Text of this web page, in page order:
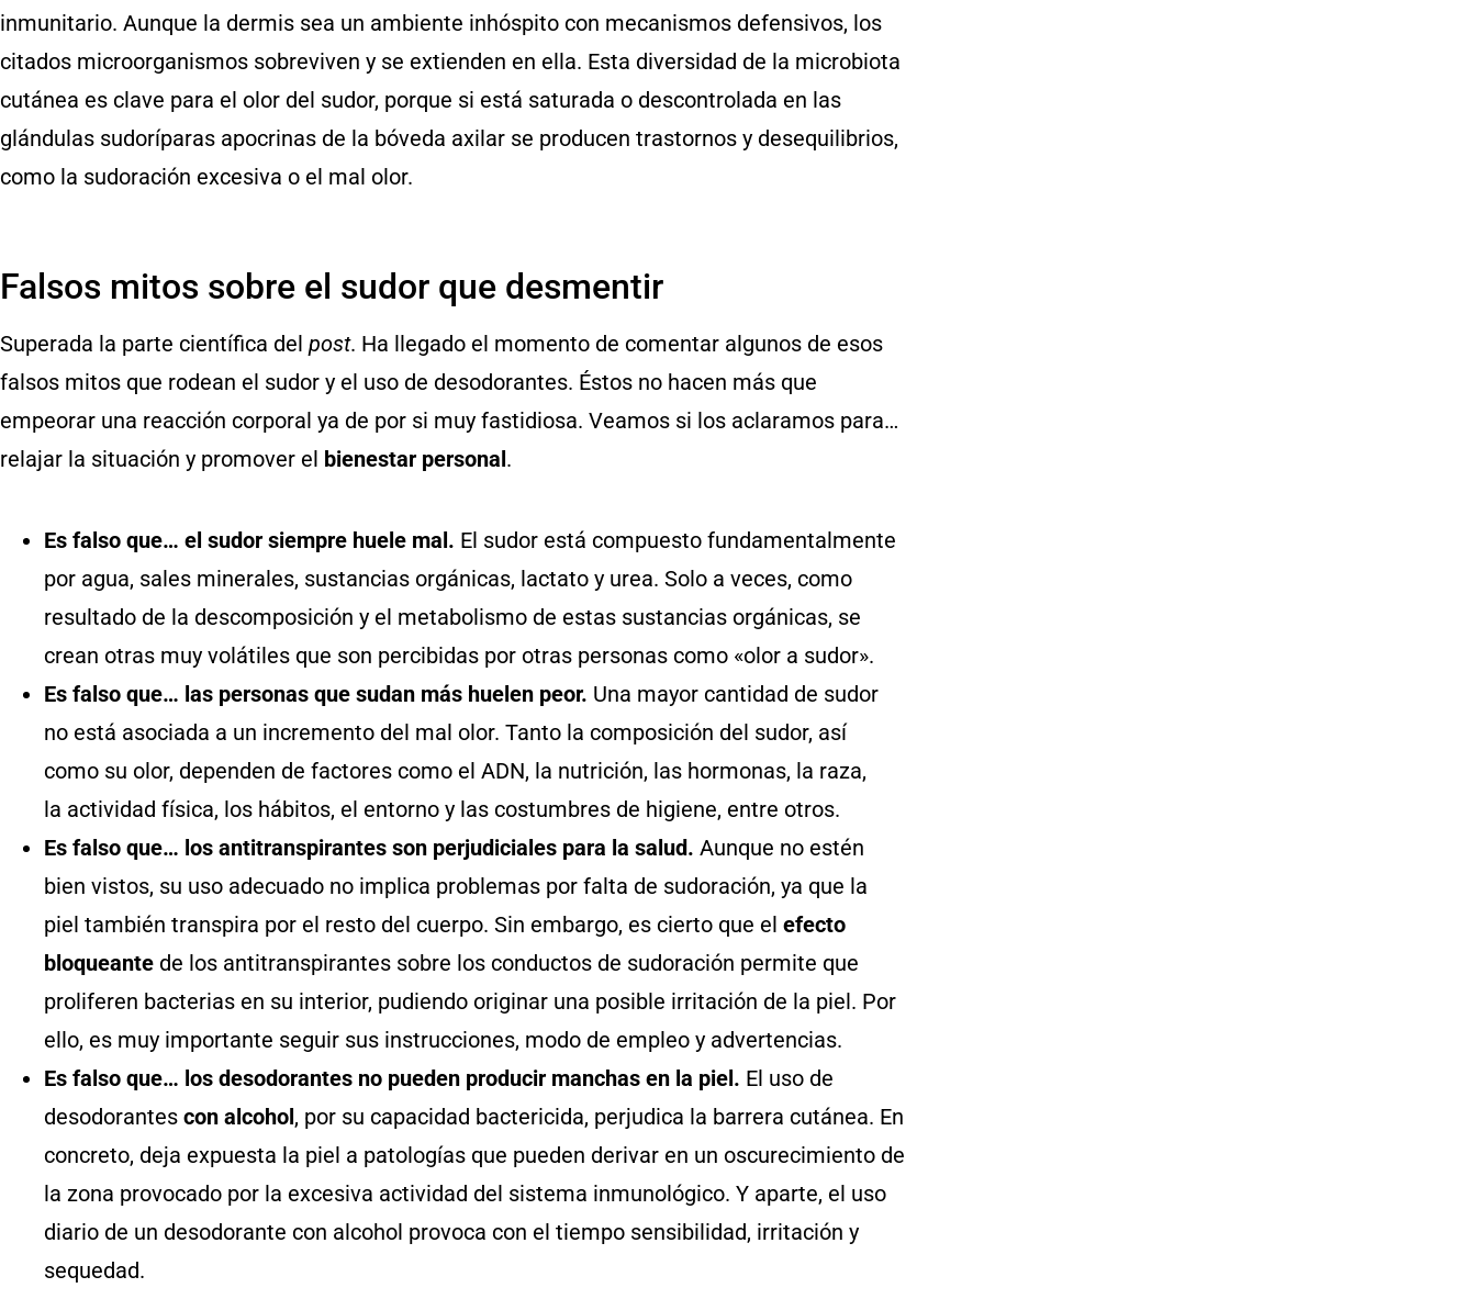
inmunitario. Aunque la dermis sea un ambiente inhóspito con mecanismos defensivos, los
citados microorganismos sobreviven y se extienden en ella. Esta diversidad de la microbiota
cutánea es clave para el olor del sudor, porque si está saturada o descontrolada en las
glándulas sudoríparas apocrinas de la bóveda axilar se producen trastornos y desequilibrios,
como la sudoración excesiva o el mal olor.
Falsos mitos sobre el sudor que desmentir
Superada la parte científica del post. Ha llegado el momento de comentar algunos de esos
falsos mitos que rodean el sudor y el uso de desodorantes. Éstos no hacen más que
empeorar una reacción corporal ya de por si muy fastidiosa. Veamos si los aclaramos para…
relajar la situación y promover el bienestar personal.
Es falso que… el sudor siempre huele mal. El sudor está compuesto fundamentalmente
por agua, sales minerales, sustancias orgánicas, lactato y urea. Solo a veces, como
resultado de la descomposición y el metabolismo de estas sustancias orgánicas, se
crean otras muy volátiles que son percibidas por otras personas como «olor a sudor».
Es falso que… las personas que sudan más huelen peor. Una mayor cantidad de sudor
no está asociada a un incremento del mal olor. Tanto la composición del sudor, así
como su olor, dependen de factores como el ADN, la nutrición, las hormonas, la raza,
la actividad física, los hábitos, el entorno y las costumbres de higiene, entre otros.
Es falso que… los antitranspirantes son perjudiciales para la salud. Aunque no estén
bien vistos, su uso adecuado no implica problemas por falta de sudoración, ya que la
piel también transpira por el resto del cuerpo. Sin embargo, es cierto que el efecto
bloqueante de los antitranspirantes sobre los conductos de sudoración permite que
proliferen bacterias en su interior, pudiendo originar una posible irritación de la piel. Por
ello, es muy importante seguir sus instrucciones, modo de empleo y advertencias.
Es falso que… los desodorantes no pueden producir manchas en la piel. El uso de
desodorantes con alcohol, por su capacidad bactericida, perjudica la barrera cutánea. En
concreto, deja expuesta la piel a patologías que pueden derivar en un oscurecimiento de
la zona provocado por la excesiva actividad del sistema inmunológico. Y aparte, el uso
diario de un desodorante con alcohol provoca con el tiempo sensibilidad, irritación y
sequedad.